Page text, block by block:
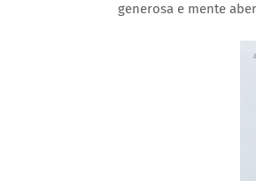
generosa e mente